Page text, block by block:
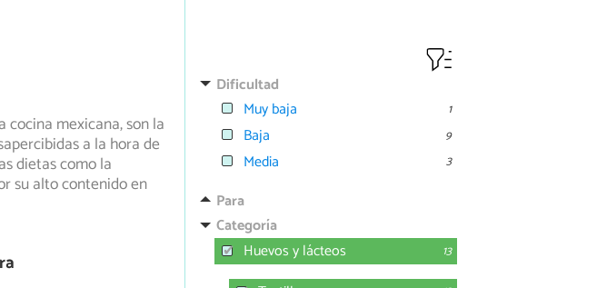
mexicana, son la
a la horade
dietas como la
su alto contenido en
Dificultad
Muy baja
1
Baja 9
Media 3
Para
Categoría
Huevos y lácteos
13